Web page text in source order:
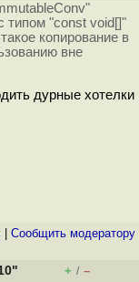
типом "const void[]"
копирование в
вне
дурные хотелки
Cообщить модератору
+ / –